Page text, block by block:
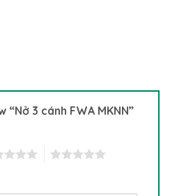
3 cánh FWA MKNN”